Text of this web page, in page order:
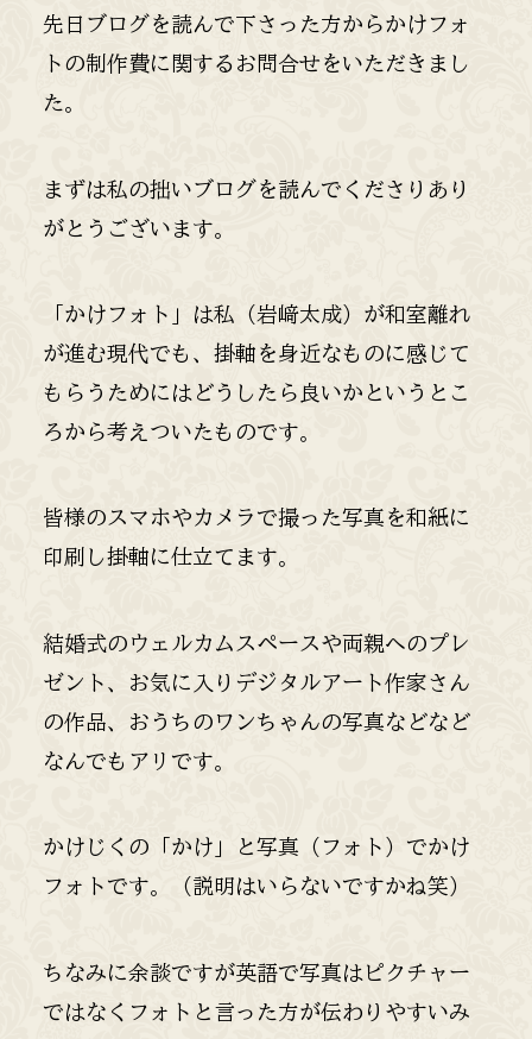
先日ブログを読んで下さった方からかけフォ
トの制作費に関するお問合せをいただきまし
た。
まずは私の拙いブログを読んでくださりあり
がとうございます。
「かけフォト」は私（岩﨑太成）が和室離れ
が進む現代でも、掛軸を身近なものに感じて
もらうためにはどうしたら良いかというとこ
ろから考えついたものです。
皆様のスマホやカメラで撮った写真を和紙に
印刷し掛軸に仕立てます。
結婚式のウェルカムスペースや両親へのプレ
ゼント、お気に入りデジタルアート作家さん
の作品、おうちのワンちゃんの写真などなど
なんでもアリです。
かけじくの「かけ」と写真（フォト）でかけ
フォトです。（説明はいらないですかね笑）
ちなみに余談ですが英語で写真はピクチャー
ではなくフォトと言った方が伝わりやすいみ